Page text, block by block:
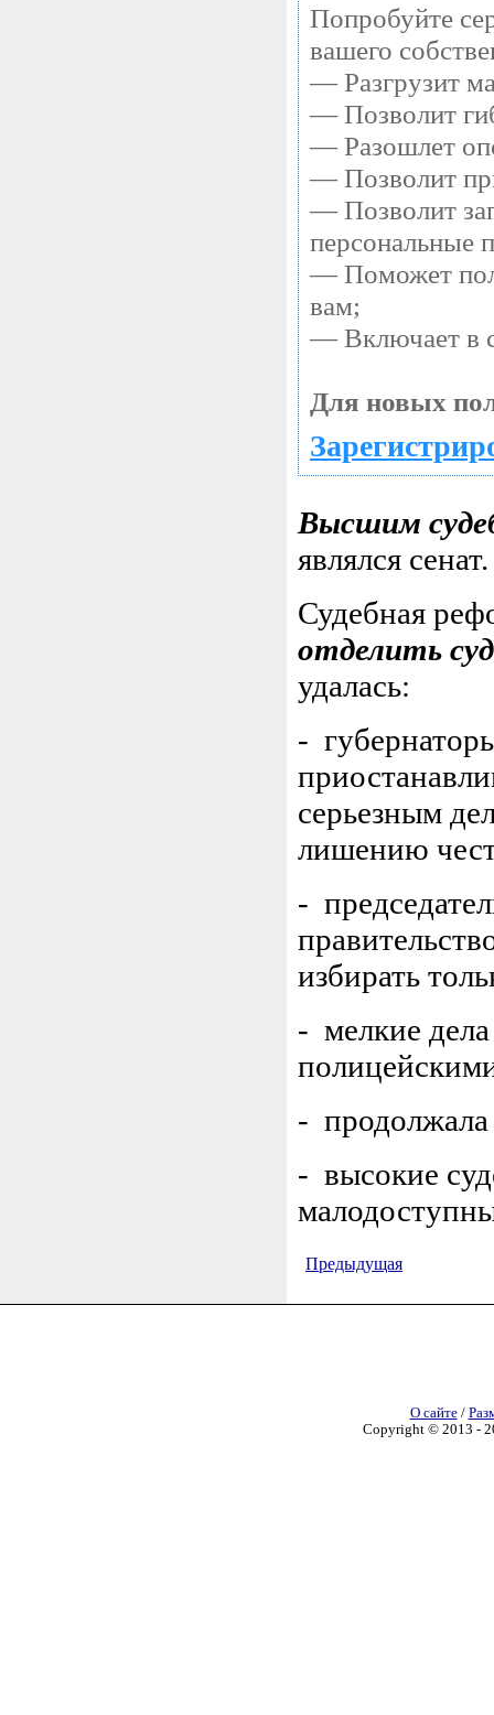
Попробуйте
вашего
— Разгрузит
— Позволит
— Разошлет
— Позволит
— Позволит
персональные
— Поможет
вам;
— Включает в
Для новых
Высшим
являлся сенат.
Судебная
отделить
удалась:
-
серьезным
лишению
-
избирать
- мелкие
- продолжала
- высокие
Предыдущая
О сайте/
Copyright © 2013 -